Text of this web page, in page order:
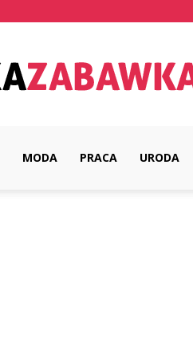
KawkaZabawka.pl
MODA PRACA URODA